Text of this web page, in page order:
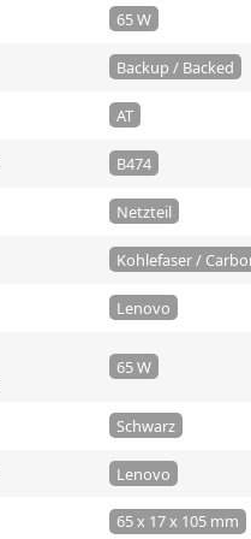
65 W
Backup / Backed
AT
B474
Netzteil
Kohlefaser /
Lenovo
65 W
Schwarz
Lenovo
65 x 17 x 105 mm